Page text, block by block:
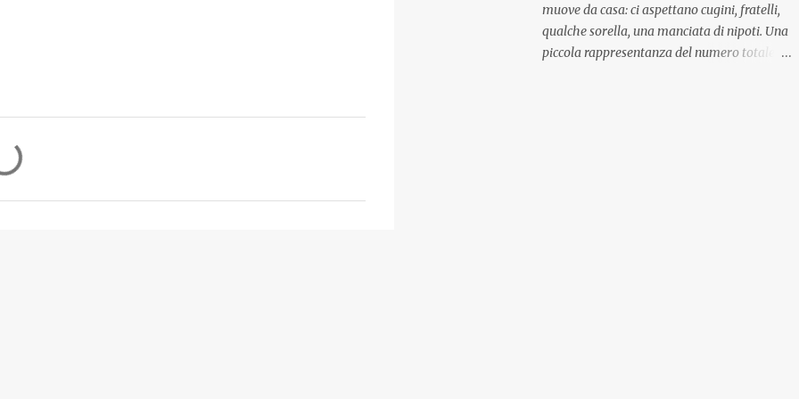
muove da casa: ci aspettano cugini, fratelli,
qualche sorella, una manciata di nipoti. Una
piccola rappresentanza del numero totale